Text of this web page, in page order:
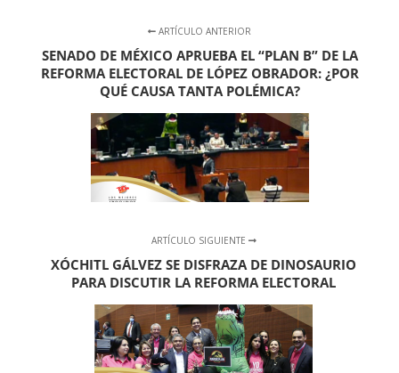
ARTÍCULO ANTERIOR
SENADO DE MÉXICO APRUEBA EL “PLAN B” DE LA
REFORMA ELECTORAL DE LÓPEZ OBRADOR: ¿POR
QUÉ CAUSA TANTA POLÉMICA?
ARTÍCULO SIGUIENTE
XÓCHITL GÁLVEZ SE DISFRAZA DE DINOSAURIO
PARA DISCUTIR LA REFORMA ELECTORAL